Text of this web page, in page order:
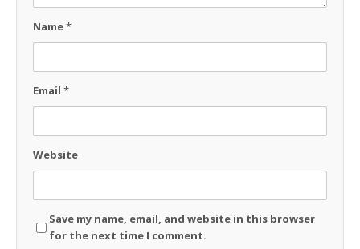
Name*
Email *
Website
Save my name, email, and website in this browser
for the next time I comment.